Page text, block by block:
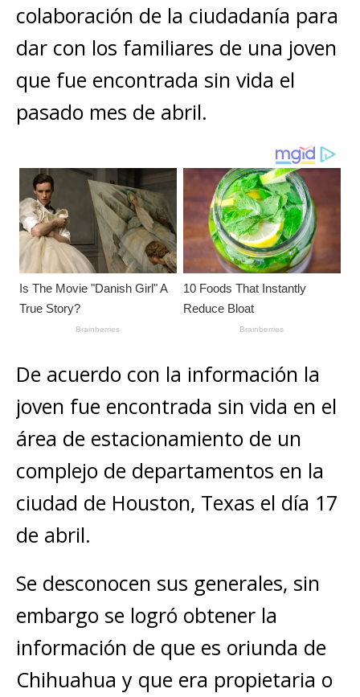
A
p
p
b
o
o
k
n
g
e
r
r Li
n
k
p
ar
ti
r
colaboración de la ciudadanía para
dar con los familiares de una joven
que fue encontrada sin vida el
pasado mes de abril.
De acuerdo con la información la
joven fue encontrada sin vida en el
área de estacionamiento de un
complejo de departamentos en la
ciudad de Houston, Texas el día 17
de abril.
Se desconocen sus generales, sin
embargo se logró obtener la
información de que es oriunda de
Chihuahua y que era propietaria o